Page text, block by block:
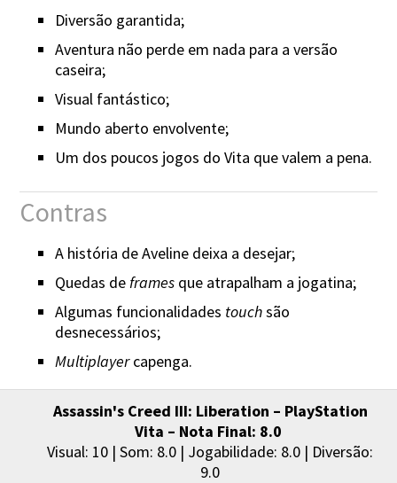
Diversão garantida;
Aventura não perde em nada para a versão
caseira;
Visual fantástico;
Mundo aberto envolvente;
Um dos poucos jogos do Vita que valem a pena.
Contras
A história de Aveline deixa a desejar;
Quedas deframes que atrapalham a jogatina;
Algumas funcionalidades touchsão
desnecessários;
Multiplayercapenga.
Assassin's Creed III: Liberation – PlayStation
Vita – Nota Final: 8.0
Visual: 10 | Som: 8.0 | Jogabilidade: 8.0 | Diversão:
9.0